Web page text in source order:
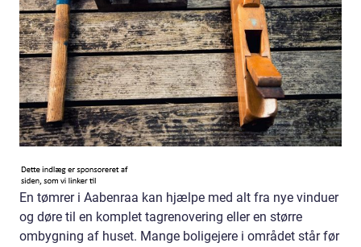
En tømrer i Aabenraa kan hjælpe med alt fra nye vinduer
og døre til en komplet tagrenovering eller en større
ombygning af huset. Mange boligejere i området står før